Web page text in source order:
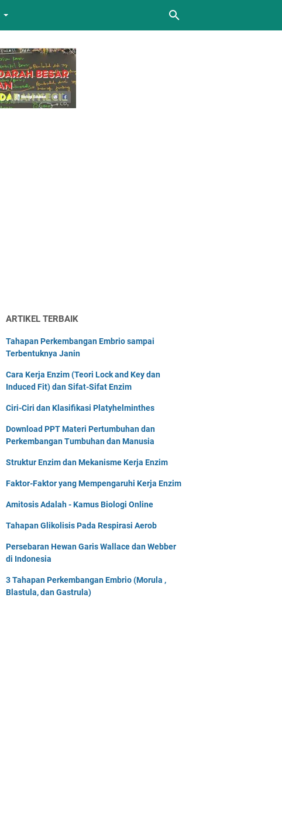
ARTIKEL TERBAIK
Tahapan Perkembangan Embrio sampai
Terbentuknya Janin
Cara Kerja Enzim (Teori Lock and Key dan
Induced Fit) dan Sifat-Sifat Enzim
Ciri-Ciri dan Klasifikasi Platyhelminthes
Download PPT Materi Pertumbuhan dan
Perkembangan Tumbuhan dan Manusia
Struktur Enzim dan Mekanisme Kerja Enzim
Faktor-Faktor yang Mempengaruhi Kerja Enzim
Amitosis Adalah - Kamus Biologi Online
Tahapan Glikolisis Pada Respirasi Aerob
Persebaran Hewan Garis Wallace dan Webber
di Indonesia
3 Tahapan Perkembangan Embrio (Morula ,
Blastula, dan Gastrula)